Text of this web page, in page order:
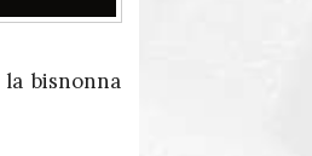
bisnonna